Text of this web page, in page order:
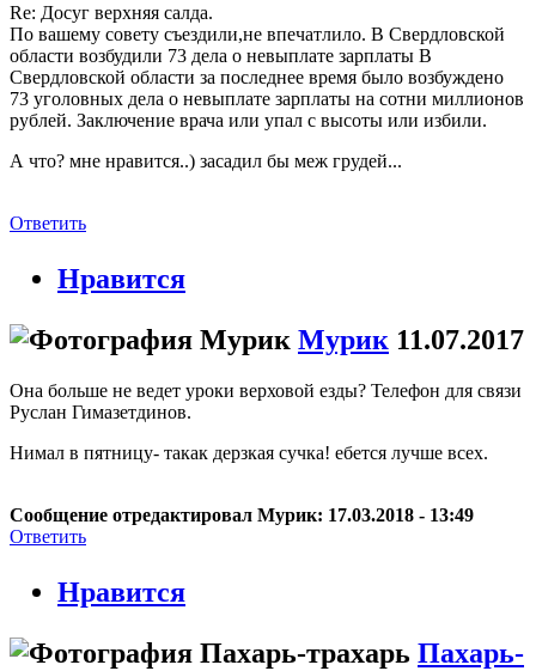
Re: Досуг верхняя салда.
По вашему совету съездили,не впечатлило. В Свердловской
области возбудили 73 дела о невыплате зарплаты В
Свердловской области за последнее время было возбуждено
73 уголовных дела о невыплате зарплаты на сотни миллионов
рублей. Заключение врача или упал с высоты или избили.
А что? мне нравится..) засадил бы меж грудей...
Ответить
Нравится
Мурик 11.07.2017
Она больше не ведет уроки верховой езды? Телефон для связи
Руслан Гимазетдинов.
Нимал в пятницу- такак дерзкая сучка! ебется лучше всех.
Сообщение отредактировал Мурик: 17.03.2018 - 13:49
Ответить
Нравится
Пахарь-